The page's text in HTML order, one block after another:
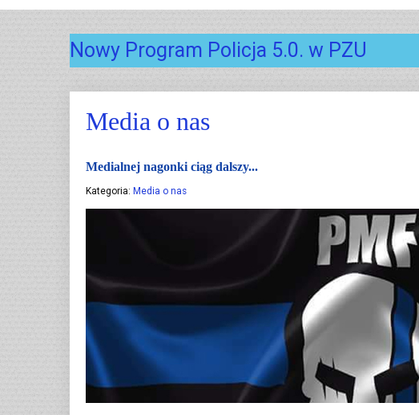
Nowy Program Policja 5.0. w PZU
Media o nas
Medialnej nagonki ciąg dalszy...
Kategoria: Media o nas